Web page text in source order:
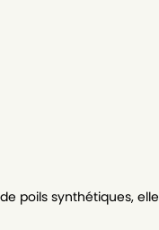
poils synthétiques, elle